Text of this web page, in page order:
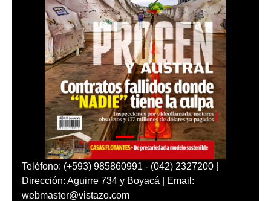
Teléfono: (+593) 985860991 - (042) 2327200 |
Dirección: Aguirre 734 y Boyacá | Email:
webmaster@vistazo.com